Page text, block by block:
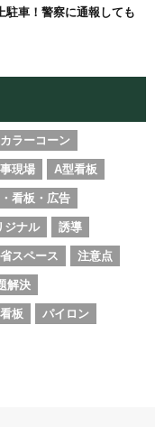
駐車！警察に通報しても
カラーコーン
現場 A型看板
看板・広告
ジナル 誘導
省スペース 注意点
解決
看板 パイロン